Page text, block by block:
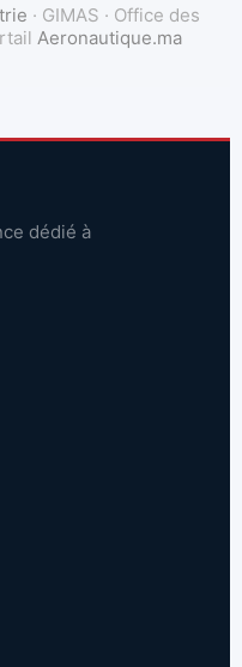
· GIMAS · Office des
Aeronautique.ma
dédié à